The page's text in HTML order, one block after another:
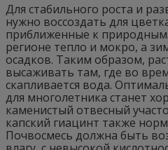
Для стабильного роста и
нужно воссоздать для
приближенные к
регионе тепло и мокро, а
осадков. Таким образом,
высаживать там, где во
скапливается вода.
для многолетника станет
каменистый отвесный
капский гиацинт также
Почвосмесь должна быть